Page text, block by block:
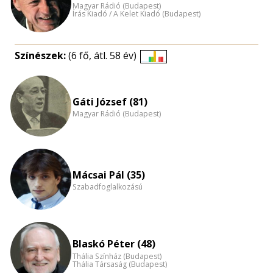
Magyar Rádió (Budapest)
Írás Kiadó / A Kelet Kiadó (Budapest)
Színészek:(6 fő, átl. 58 év)
Gáti József (81)
Magyar Rádió (Budapest)
Mácsai Pál (35)
Szabadfoglalkozású
Blaskó Péter (48)
Thália Színház (Budapest)
Thália Társaság (Budapest)